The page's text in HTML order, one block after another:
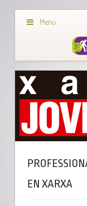
Menu
EN XARXA